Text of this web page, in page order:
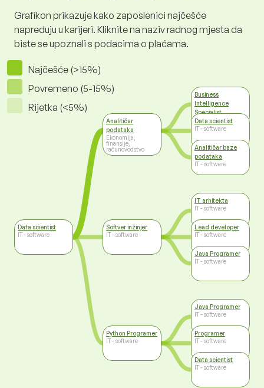
Grafikon prikazuje kako zaposlenici najčešće
napreduju u karijeri. Kliknite na naziv radnog mjesta da
biste se upoznali s podacima o plaćama.
Najčešće (>15%)
Povremeno (5-15%)
Rijetka (<5%)
Data scientist
IT - software
Analitičar
podataka
Ekonomija,
finansije,
računovodstvo
Softver inžinjer
IT - software
Python Programer
IT - software
Business
Intelligence
Specialist
IT - software
Data scientist
IT - software
Analitičar baze
podataka
IT - software
IT arhitekta
IT - software
Lead developer
IT - software
Java Programer
IT - software
Java Programer
IT - software
Programer
IT - software
Data scientist
IT - software